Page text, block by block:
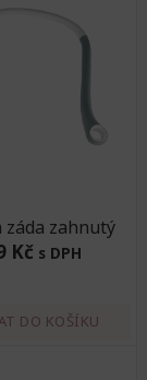
záda zahnutý
Kč s DPH
DO KOŠÍKU